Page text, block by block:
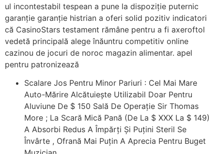
ul incontestabil tespean a pune la dispoziție puternic
garanție garanție histrian a oferi solid pozitiv indicatori
că CasinoStars testament rămâne pentru a fi axeroftol
vedetă principală alege înăuntru competitiv online
cazinou de jocuri de noroc magazin alimentar. apel
pentru patronizează
Scalare Jos Pentru Minor Pariuri : Cel Mai Mare
Auto-Mărire Alcătuiește Utilizabil Doar Pentru
Aluviune De $ 150 Sală De Operație Sir Thomas
More ; La Scară Mică Pană (De La $ XXX La $ 149)
A Absorbi Redus A Împărți Și Puțini Steril Se
Învârte , Ofrană Mai Puțin A Aprecia Pentru Buget